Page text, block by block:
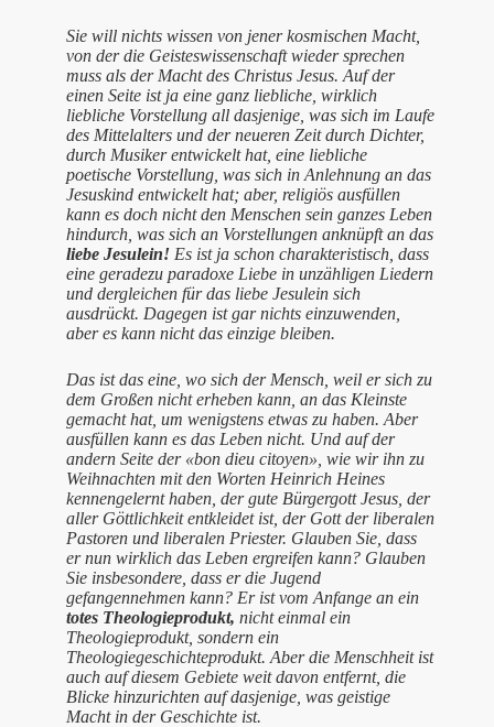
Sie will nichts wissen von jener kosmischen Macht,
von der die Geisteswissenschaft wieder sprechen
muss als der Macht des Christus Jesus. Auf der
einen Seite ist ja eine ganz liebliche, wirklich
liebliche Vorstellung all dasjenige, was sich im Laufe
des Mittelalters und der neueren Zeit durch Dichter,
durch Musiker entwickelt hat, eine liebliche
poetische Vorstellung, was sich in Anlehnung an das
Jesuskind entwickelt hat; aber, religiös ausfüllen
kann es doch nicht den Menschen sein ganzes Leben
hindurch, was sich an Vorstellungen anknüpft an das
liebe Jesulein! Es ist ja schon charakteristisch, dass
eine geradezu paradoxe Liebe in unzähligen Liedern
und dergleichen für das liebe Jesulein sich
ausdrückt. Dagegen ist gar nichts einzuwenden,
aber es kann nicht das einzige bleiben.
Das ist das eine, wo sich der Mensch, weil er sich zu
dem Großen nicht erheben kann, an das Kleinste
gemacht hat, um wenigstens etwas zu haben. Aber
ausfüllen kann es das Leben nicht. Und auf der
andern Seite der «bon dieu citoyen», wie wir ihn zu
Weihnachten mit den Worten Heinrich Heines
kennengelernt haben, der gute Bürgergott Jesus, der
aller Göttlichkeit entkleidet ist, der Gott der liberalen
Pastoren und liberalen Priester. Glauben Sie, dass
er nun wirklich das Leben ergreifen kann? Glauben
Sie insbesondere, dass er die Jugend
gefangennehmen kann? Er ist vom Anfange an ein
totes Theologieprodukt, nicht einmal ein
Theologieprodukt, sondern ein
Theologiegeschichteprodukt. Aber die Menschheit ist
auch auf diesem Gebiete weit davon entfernt, die
Blicke hinzurichten auf dasjenige, was geistige
Macht in der Geschichte ist.